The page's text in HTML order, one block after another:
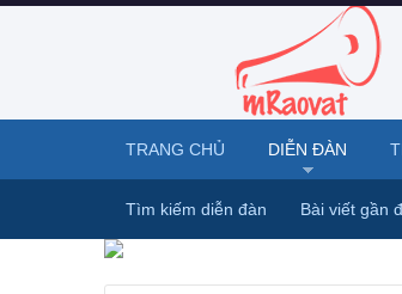
TRANG CHỦ DIỄN ĐÀN
Tìm kiếm diễn đàn Bài viết gần